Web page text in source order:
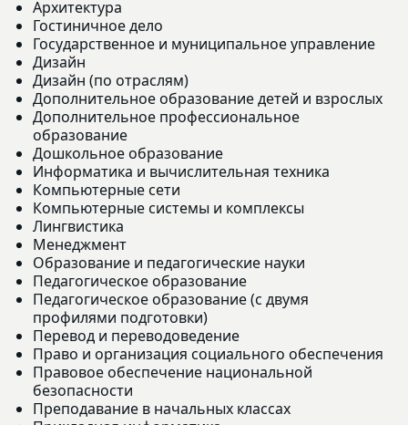
Архитектура
Гостиничное дело
Государственное и муниципальное управление
Дизайн
Дизайн (по отраслям)
Дополнительное образование детей и взрослых
Дополнительное профессиональное
образование
Дошкольное образование
Информатика и вычислительная техника
Компьютерные сети
Компьютерные системы и комплексы
Лингвистика
Менеджмент
Образование и педагогические науки
Педагогическое образование
Педагогическое образование (с двумя
профилями подготовки)
Перевод и переводоведение
Право и организация социального обеспечения
Правовое обеспечение национальной
безопасности
Преподавание в начальных классах